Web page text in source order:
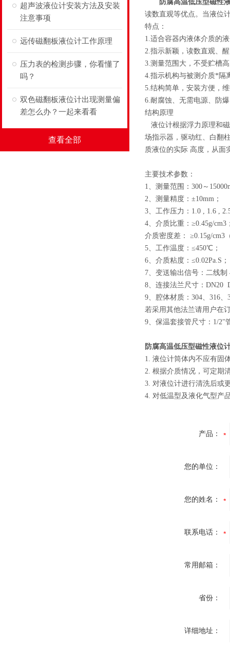
超声波液位计安装方法及安装
注意事项
远传磁翻板液位计工作原理
压力表的检测步骤，你看懂了
吗？
双色磁翻板液位计出现测量偏
差怎么办？一起来看看
查看全部
防腐高温低压型磁性
读数直观等优点。当液位
特点：
1.适合容器内液体介质的
2.指示新颖，读数直观、
3.测量范围大，不受贮槽
4.指示机构与被测介质*隔
5.结构简单，安装方便，
6.耐腐蚀、无需电源、防
结构原理
液位计根据浮力原理和
场指示器，驱动红、白翻
质液位的实际 高度，从面
主要技术参数：
1、测量范围：300～
2、测量精度：±10mm；
3、工作压力：1.0 , 1.6 ,
4、介质比重：≥0.45g/cm3
介质密度差： ≥0.15g/cm3
5、工作温度：≤450℃；
6、介质粘度：≤0.02Pa.S；
7、变送输出信号：二线
8、连接法兰尺寸：DN20
9、腔体材质：304、316、
若采用其他法兰请用户在
9、保温套接管尺寸：1/2"
防腐高温低压型磁性液位
1. 液位计筒体内不应有固
2. 根据介质情况，可定期
3. 对液位计进行清洗后或
4. 对低温型及液化气型产
产品：
您的单位：
您的姓名：
联系电话：
常用邮箱：
省份：
详细地址：